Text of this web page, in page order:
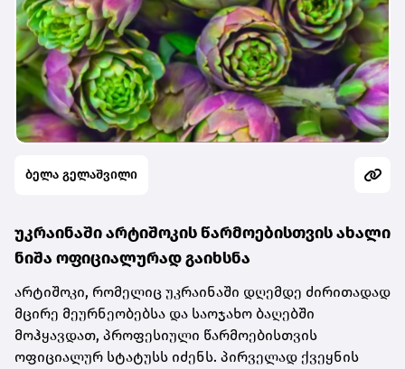
ბელა გელაშვილი
უკრაინაში არტიშოკის წარმოებისთვის ახალი
ნიშა ოფიციალურად გაიხსნა
არტიშოკი, რომელიც უკრაინაში დღემდე ძირითადად
მცირე მეურნეობებსა და საოჯახო ბაღებში
მოჰყავდათ, პროფესიული წარმოებისთვის
ოფიციალურ სტატუსს იძენს. პირველად ქვეყნის